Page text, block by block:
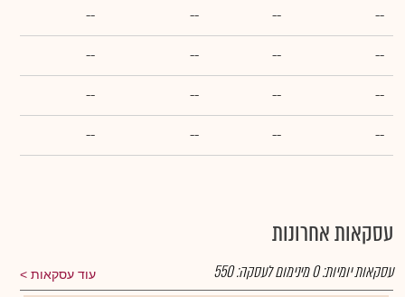
--
--
--
--
--
--
--
--
--
--
--
--
--
--
--
--
עסקאות אחרונות
עוד עסקאות עסקאות יומיות:0מינימום לעסקה:550